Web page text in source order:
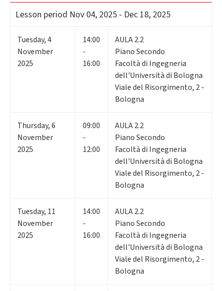
Lesson period Nov 04, 2025 - Dec 18, 2025
Tuesday,4
November
2025
14:00
-
16:00
AULA 2.2
Piano Secondo
Facoltà di Ingegneria
dell'Università di Bologna
Viale del Risorgimento, 2 -
Bologna
Thursday,6
November
2025
09:00
-
12:00
AULA 2.2
Piano Secondo
Facoltà di Ingegneria
dell'Università di Bologna
Viale del Risorgimento, 2 -
Bologna
Tuesday, 11
November
2025
14:00
-
16:00
AULA 2.2
Piano Secondo
Facoltà di Ingegneria
dell'Università di Bologna
Viale del Risorgimento, 2 -
Bologna